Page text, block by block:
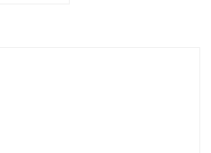
met een lift